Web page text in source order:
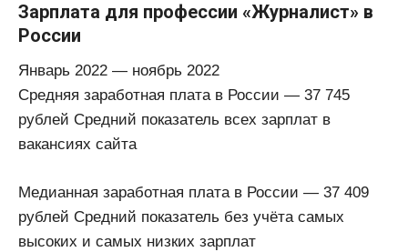
Зарплата для профессии «Журналист» в
России
Январь 2022 — ноябрь 2022
Средняя заработная плата в России — 37 745
рублей Средний показатель всех зарплат в
вакансиях сайта
Медианная заработная плата в России — 37 409
рублей Средний показатель без учёта самых
высоких и самых низких зарплат